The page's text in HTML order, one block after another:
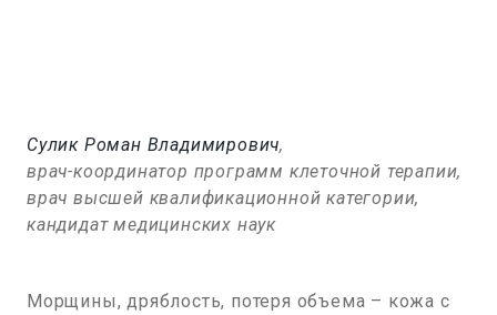
Сулик Роман Владимирович,
врач-координатор программ клеточной терапии,
врач высшей квалификационной категории,
кандидат медицинских наук
Морщины, дряблость, потеря объема – кожа с